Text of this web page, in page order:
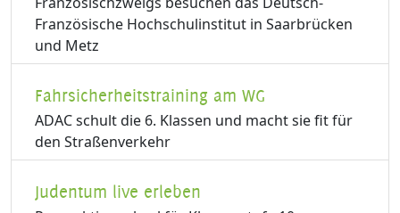
Französische Hochschulinstitut in Saarbrücken
und Metz
Fahrsicherheitstraining am WG
ADAC schult die 6. Klassen und macht sie fit für
den Straßenverkehr
Judentum live erleben